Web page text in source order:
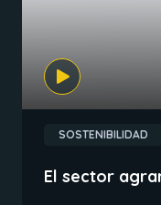
SOSTENIBILIDAD
El sector